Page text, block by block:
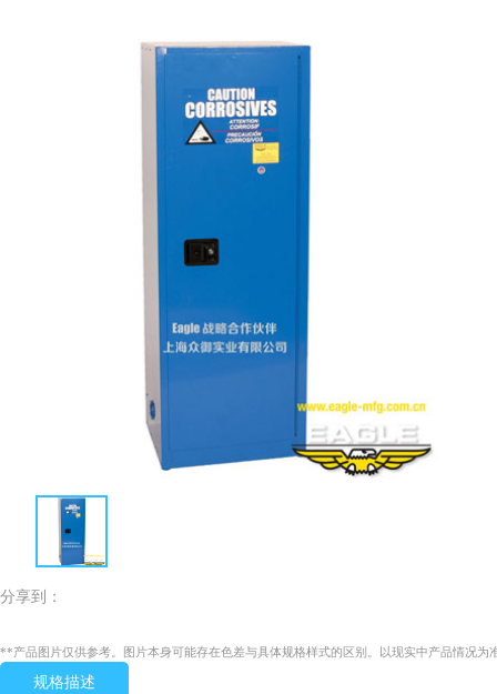
分享到：
**产品图片仅供参考。图片本身可能存在色差与具体规格样式的区别。以现实中产品情况为
规格描述